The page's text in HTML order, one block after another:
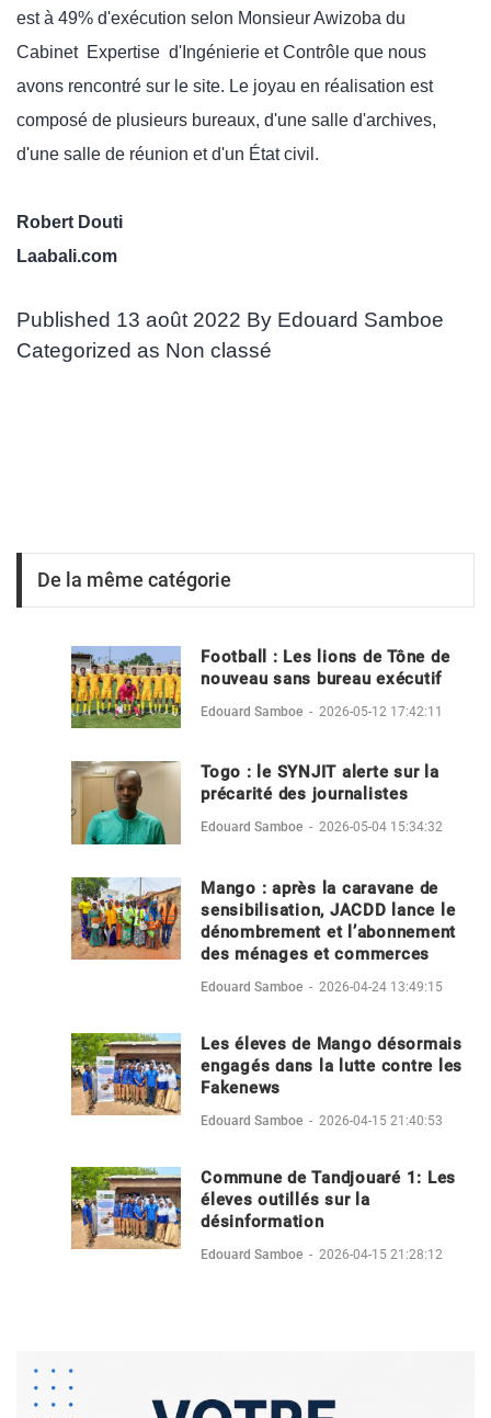
est à 49% d'exécution selon Monsieur Awizoba du
Cabinet Expertise d'Ingénierie et Contrôle que nous
avons rencontré sur le site. Le joyau en réalisation est
composé de plusieurs bureaux, d'une salle d'archives,
d'une salle de réunion et d'un État civil.
Robert Douti
Laabali.com
Published 13 août 2022 By Edouard Samboe
Categorized as Non classé
De la même catégorie
Football : Les lions de Tône de
nouveau sans bureau exécutif
Edouard Samboe - 2026-05-12 17:42:11
Togo : le SYNJIT alerte sur la
précarité des journalistes
Edouard Samboe - 2026-05-04 15:34:32
Mango : après la caravane de
sensibilisation, JACDD lance le
dénombrement et l’abonnement
des ménages et commerces
Edouard Samboe - 2026-04-24 13:49:15
Les éleves de Mango désormais
engagés dans la lutte contre les
Fakenews
Edouard Samboe - 2026-04-15 21:40:53
Commune de Tandjouaré 1: Les
éleves outillés sur la
désinformation
Edouard Samboe - 2026-04-15 21:28:12